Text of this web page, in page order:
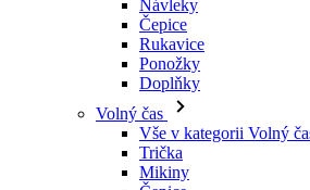
Volný čas
Vše v kategorii Volný čas
Trička
Mikiny
Čepice
Triatlon
Vše v kategorii Triatlon
Tílka